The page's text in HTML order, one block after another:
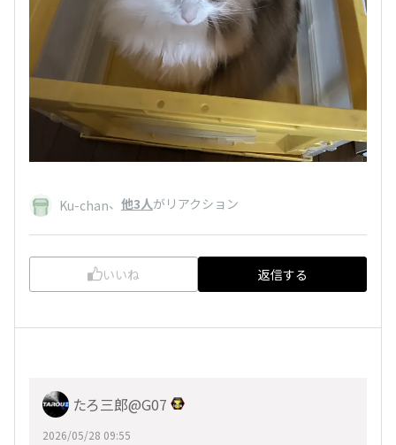
Ku-chan、 他3人がリアクション
いいね 返信する
たろ三郎@G07
2026/05/28 09:55